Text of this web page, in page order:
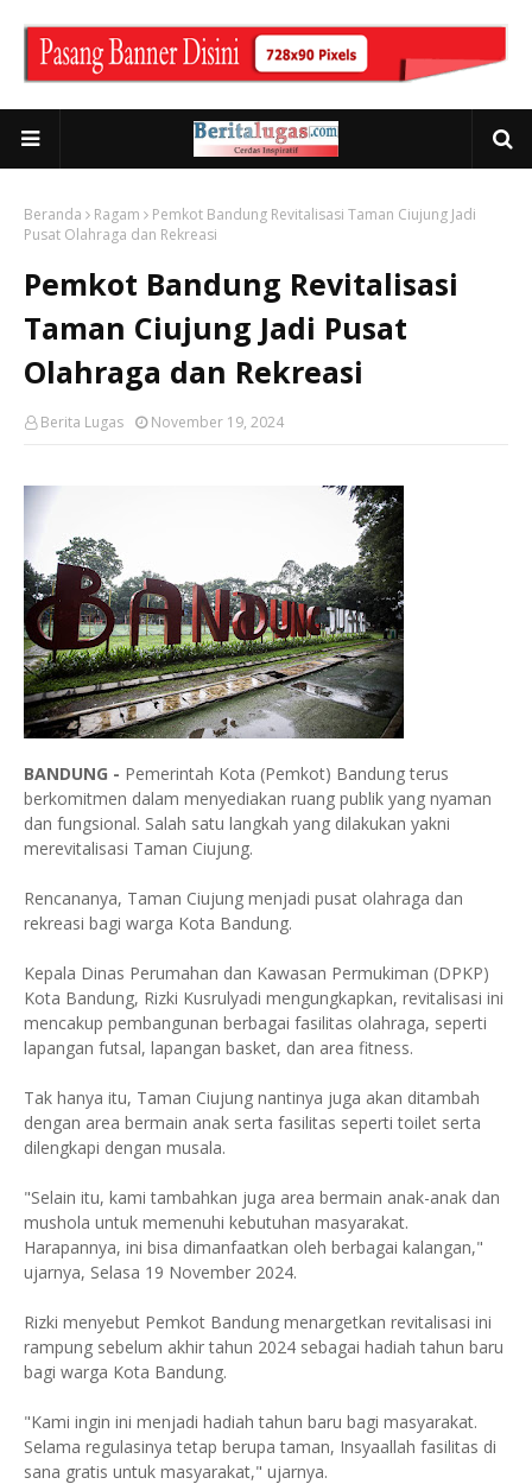
Beranda Ragam
Pemkot Bandung Revitalisasi Taman Ciujung Jadi
Pusat Olahraga dan Rekreasi
Pemkot Bandung Revitalisasi
Taman Ciujung Jadi Pusat
Olahraga dan Rekreasi
Berita Lugas November 19, 2024
BANDUNG - Pemerintah Kota (Pemkot) Bandung terus
berkomitmen dalam menyediakan ruang publik yang nyaman
dan fungsional. Salah satu langkah yang dilakukan yakni
merevitalisasi Taman Ciujung.
Rencananya, Taman Ciujung menjadi pusat olahraga dan
rekreasi bagi warga Kota Bandung.
Kepala Dinas Perumahan dan Kawasan Permukiman (DPKP)
Kota Bandung, Rizki Kusrulyadi mengungkapkan, revitalisasi ini
mencakup pembangunan berbagai fasilitas olahraga, seperti
lapangan futsal, lapangan basket, dan area fitness.
Tak hanya itu, Taman Ciujung nantinya juga akan ditambah
dengan area bermain anak serta fasilitas seperti toilet serta
dilengkapi dengan musala.
"Selain itu, kami tambahkan juga area bermain anak-anak dan
mushola untuk memenuhi kebutuhan masyarakat.
Harapannya, ini bisa dimanfaatkan oleh berbagai kalangan,"
ujarnya, Selasa 19 November 2024.
Rizki menyebut Pemkot Bandung menargetkan revitalisasi ini
rampung sebelum akhir tahun 2024 sebagai hadiah tahun baru
bagi warga Kota Bandung.
"Kami ingin ini menjadi hadiah tahun baru bagi masyarakat.
Selama regulasinya tetap berupa taman, Insyaallah fasilitas di
sana gratis untuk masyarakat," ujarnya.